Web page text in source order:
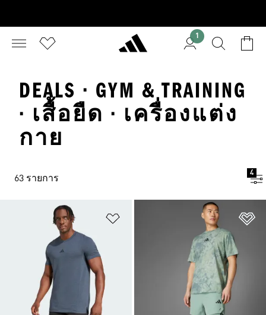
1
DEALS · GYM & TRAINING
· เสื้อยืด · เครื่องแต่ง
กาย
63 รายการ
4
เพิ่มไปยังรายการสินค้าโปรด